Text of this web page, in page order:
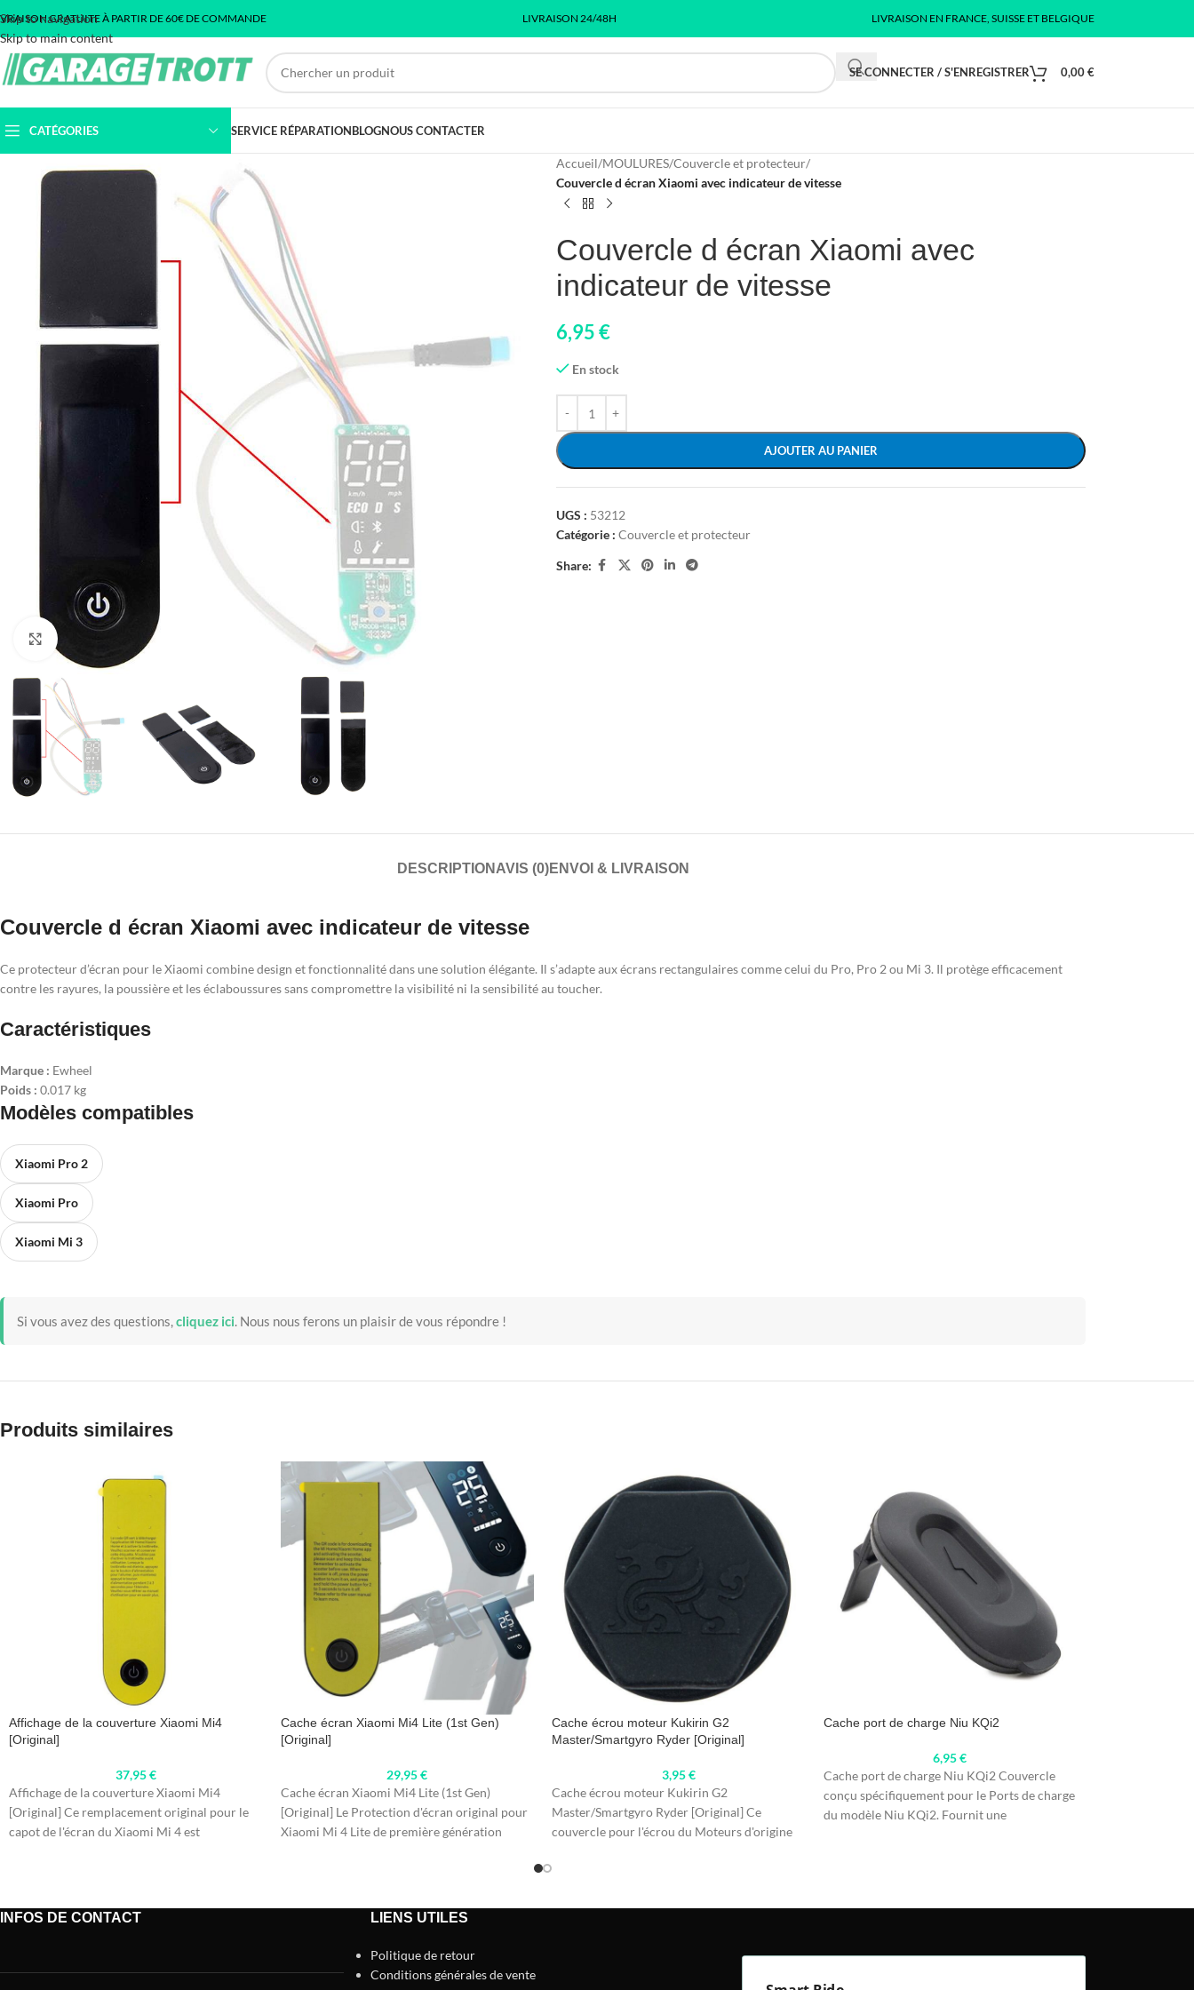
Skip to navigation
Skip to main content
GRATUITE À PARTIR DE 60€ DE COMMANDE LIVRAISON 24/48H LIVRAISON EN FRANCE, SUISSE ET BELGIQUE
SE CONNECTER / S'ENREGISTRER 0,00€
CATÉGORIES SERVICE RÉPARATIONBLOGNOUS CONTACTER
Accueil/MOULURES/Couvercle et protecteur/
Couvercle d écran Xiaomi avec indicateur de vitesse
Couvercle d écran Xiaomi avec
indicateur de vitesse
6,95€
En stock
AJOUTER AU PANIER
UGS : 53212
Catégorie : Couvercle et protecteur
Share:
DESCRIPTION AVIS (0)ENVOI & LIVRAISON
Couvercle d écran Xiaomi avec indicateur de vitesse
Ce protecteur d’écran pour le Xiaomi combine design et fonctionnalité dans une solution élégante. Il s’adapte aux écrans rectangulaires comme celui du Pro, Pro 2 ou Mi 3. Il protège efficacement
contre les rayures, la poussière et les éclaboussures sans compromettre la visibilité ni la sensibilité au toucher.
Caractéristiques
Marque : Ewheel
Poids : 0.017 kg
Modèles compatibles
Xiaomi Pro 2
Xiaomi Pro
Xiaomi Mi 3
Si vous avez des questions,cliquez ici. Nous nous ferons un plaisir de vous répondre !
Produits similaires
Affichage de la couverture Xiaomi Mi4
[Original]
37,95€
Affichage de la couverture Xiaomi Mi4
[Original] Ce remplacement original pour le
capot de l'écran du Xiaomi Mi 4 est
Cache écran Xiaomi Mi4 Lite (1st Gen)
[Original]
29,95€
Cache écran Xiaomi Mi4 Lite (1st Gen)
[Original] Le Protection d'écran original pour
Xiaomi Mi 4 Lite de première génération
Cache écrou moteur Kukirin G2
Master/Smartgyro Ryder [Original]
3,95€
Cache écrou moteur Kukirin G2
Master/Smartgyro Ryder [Original] Ce
couvercle pour l'écrou du Moteurs d'origine
Cache port de charge Niu KQi2
6,95€
Cache port de charge Niu KQi2 Couvercle
conçu spécifiquement pour le Ports de charge
du modèle Niu KQi2. Fournit une
INFOS DE CONTACT LIENS UTILES
Politique de retour
Conditions générales de vente